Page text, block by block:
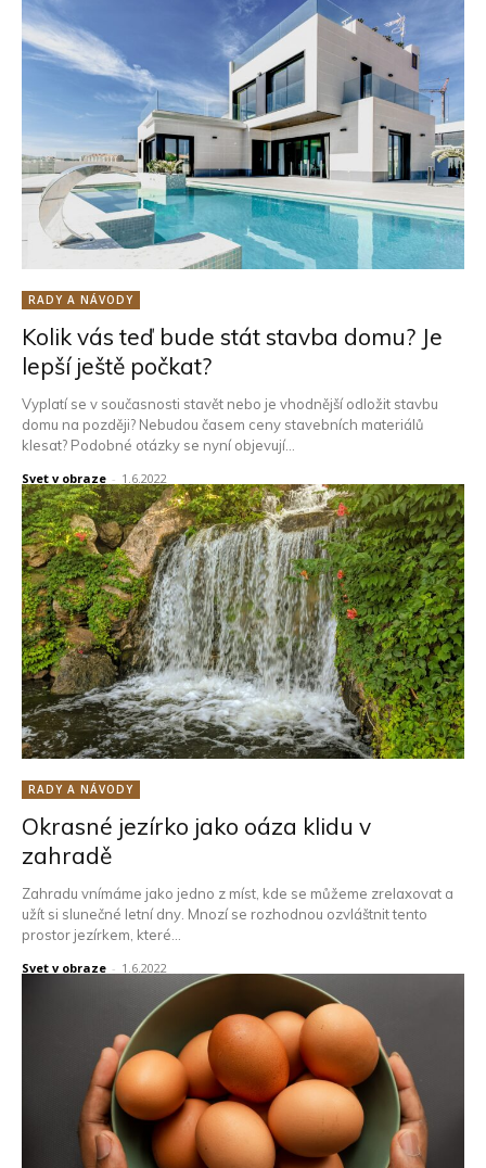
RADY A NÁVODY
Kolik vás teď bude stát stavba domu? Je
lepší ještě počkat?
Vyplatí se v současnosti stavět nebo je vhodnější odložit stavbu
domu na později? Nebudou časem ceny stavebních materiálů
klesat? Podobné otázky se nyní objevují...
Svet v obraze - 1.6.2022
RADY A NÁVODY
Okrasné jezírko jako oáza klidu v
zahradě
Zahradu vnímáme jako jedno z míst, kde se můžeme zrelaxovat a
užít si slunečné letní dny. Mnozí se rozhodnou ozvláštnit tento
prostor jezírkem, které...
Svet v obraze - 1.6.2022